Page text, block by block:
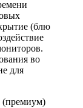
(блю
во
для
(премиум)